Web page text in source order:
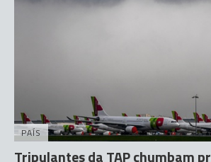
PAÍS
Tripulantes da TAP chumbam